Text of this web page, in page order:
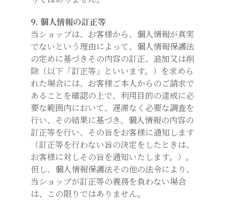
9. 個人情報の訂正等
当ショップは、お客様から、個人情報が真実
でないという理由によって、個人情報保護法
の定めに基づきその内容の訂正、追加又は削
除（以下「訂正等」といいます。）を求めら
れた場合には、お客様ご本人からのご請求で
あることを確認の上で、利用目的の達成に必
要な範囲内において、遅滞なく必要な調査を
行い、その結果に基づき、個人情報の内容の
訂正等を行い、その旨をお客様に通知します
（訂正等を行わない旨の決定をしたときは、
お客様に対しその旨を通知いたします。）。
但し、個人情報保護法その他の法令により、
当ショップが訂正等の義務を負わない場合
は、この限りではありません。